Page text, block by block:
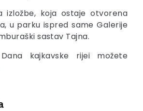
izložbe, koja ostaje otvorena
u parku ispred same Galerije
sastav Tajna.
kajkavske rijei možete